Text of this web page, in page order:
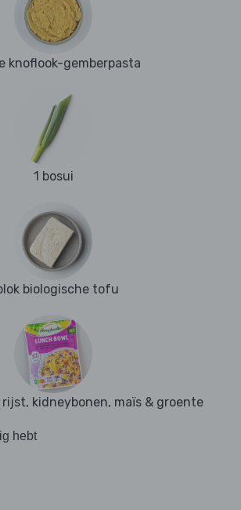
knoflook-gemberpasta
1 bosui
biologische tofu
kidneybonen, maïs & groente
hebt